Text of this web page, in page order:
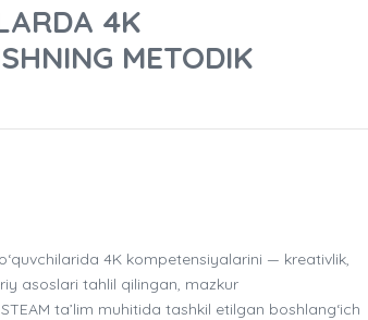
4K
METODIK
4K kompetensiyalarini — kreativlik,
asoslari tahlil qilingan, mazkur
ta’lim muhitida tashkil etilgan boshlang‘ich